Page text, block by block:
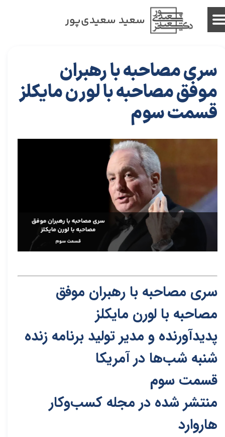
سعید سعیدی‌پور
سری مصاحبه با رهبران
موفق مصاحبه با لورن مایکلز
قسمت سوم
سری مصاحبه با رهبران موفق
مصاحبه با لورن مایکلز
پدیدآورنده و مدیر تولید برنامه زنده
شنبه شب‌ها در آمریکا
قسمت سوم
منتشر شده در مجله کسب‌و‌کار
هاروارد